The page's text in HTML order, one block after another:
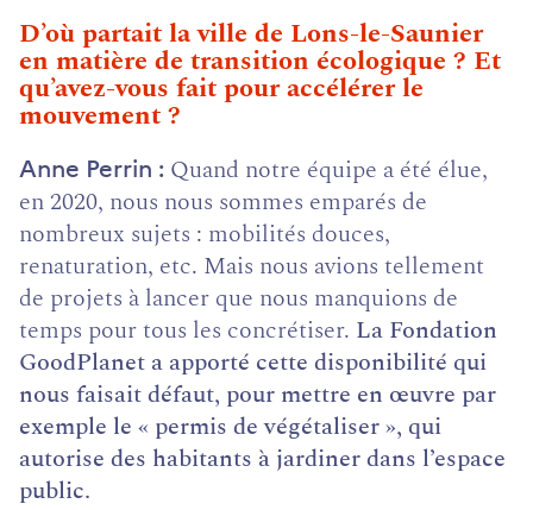
D’où partait la ville de Lons-le-Saunier
en matière de transition écologique ? Et
qu’avez-vous fait pour accélérer le
mouvement ?
Anne Perrin
Quand notre équipe a été élue,
en 2020, nous nous sommes emparés de
nombreux sujets : mobilités douces,
renaturation, etc. Mais nous avions tellement
de projets à lancer que nous manquions de
temps pour tous les concrétiser. La Fondation
GoodPlanet a apporté cette disponibilité qui
nous faisait défaut, pour mettre en œuvre par
exemple le « permis de végétaliser », qui
autorise des habitants à jardiner dans l’espace
public.